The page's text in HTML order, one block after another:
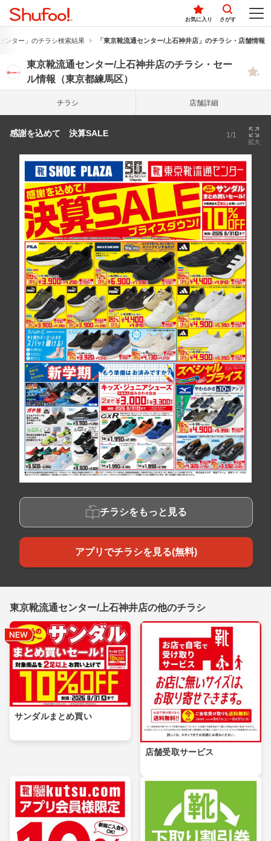
お気に入り さがす
ンター」のチラシ検索結果 「東京靴流通センター/上石神井店」のチラシ・店舗情報
東京靴流通センター/上石神井店のチラシ・セー
ル情報（東京都練馬区）
チラシ 店舗詳細
感謝を込めて 決算SALE 1/1
拡大
チラシをもっと見る
アプリでチラシを見る(無料)
東京靴流通センター/上石神井店の他のチラシ
サンダルまとめ買い
店舗受取サービス